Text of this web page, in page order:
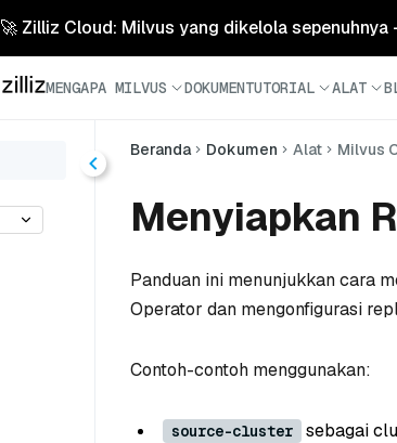
🚀 Zilliz Cloud: Milvus yang dikelola
MENGAPA MILVUS DOKUMENTUTORIAL ALAT
Beranda Dokumen Alat Milvus
Menyiapkan
Panduan ini menunjukkan cara
Operator dan mengonfigurasi
Contoh-contoh menggunakan:
source-cluster sebagai